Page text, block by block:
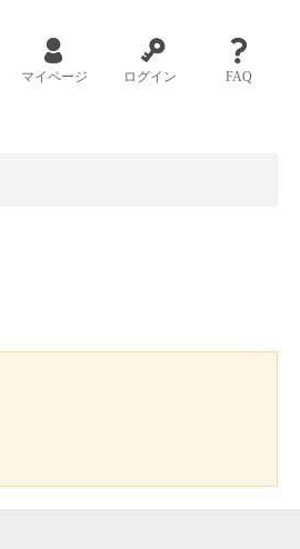
マイページ ログイン FAQ